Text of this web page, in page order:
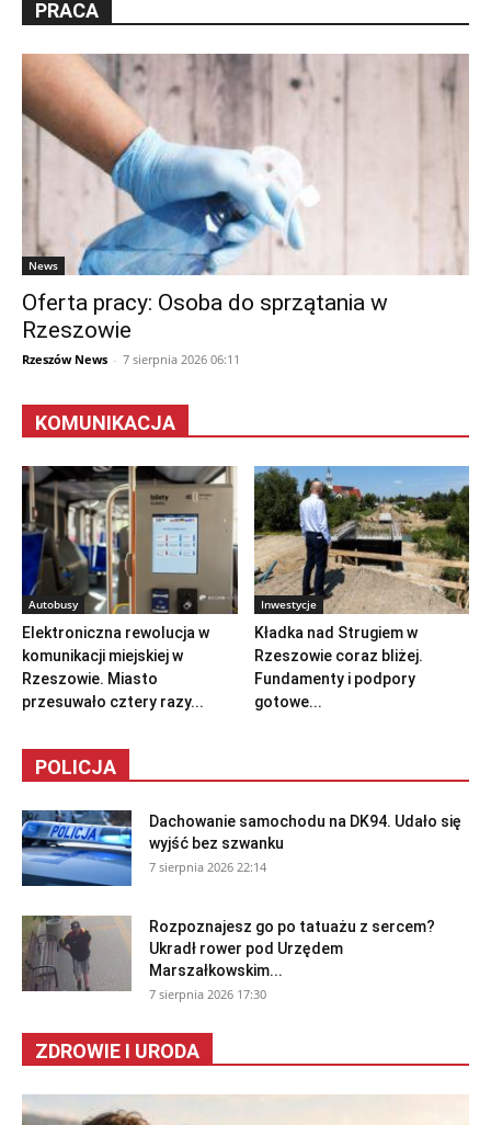
PRACA
News
Oferta pracy: Osoba do sprzątania w
Rzeszowie
Rzeszów News - 7 sierpnia 2026 06:11
KOMUNIKACJA
Autobusy
Elektroniczna rewolucja w
komunikacji miejskiej w
Rzeszowie. Miasto
przesuwało cztery razy...
Inwestycje
Kładka nad Strugiem w
Rzeszowie coraz bliżej.
Fundamenty i podpory
gotowe...
POLICJA
Dachowanie samochodu na DK94. Udało się
wyjść bez szwanku
7 sierpnia 2026 22:14
Rozpoznajesz go po tatuażu z sercem?
Ukradł rower pod Urzędem
Marszałkowskim...
7 sierpnia 2026 17:30
ZDROWIE I URODA